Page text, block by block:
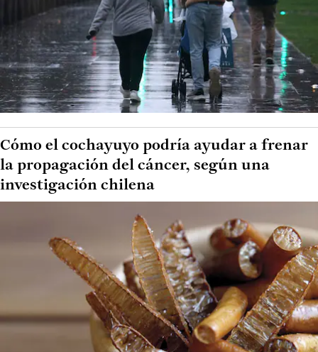
Cómo el cochayuyo podría ayudar a frenar
la propagación del cáncer, según una
investigación chilena